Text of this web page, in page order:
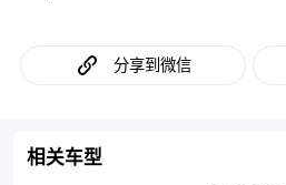
分享到微信
相关车型